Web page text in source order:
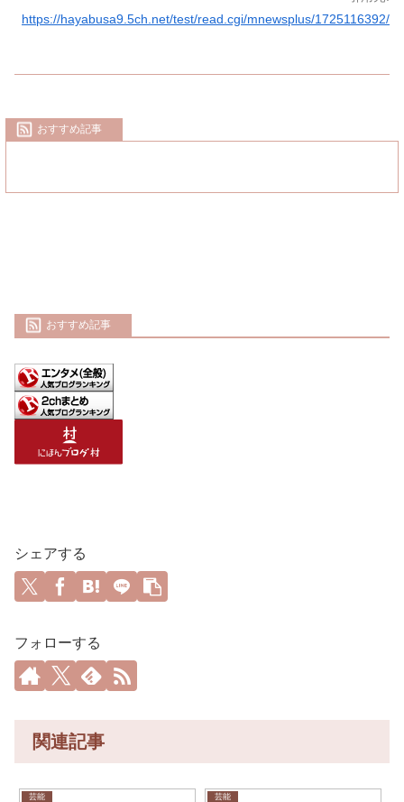
https://hayabusa9.5ch.net/test/read.cgi/mnewsplus/1725116392/
おすすめ記事
おすすめ記事
シェアする
フォローする
関連記事
芸能 芸能